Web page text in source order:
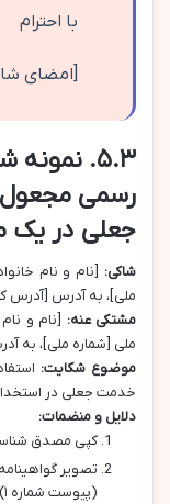
با احترام
[امضای
رسمی مجعول
جعلی در یک
شاکی: [نام و نام
ملی]، به آدرس [آدرس
مشتکی عنه: [نام و
ملی [شماره ملی]، به
موضوع شکایت:
خدمت جعلی در
دلایل و منضمات:
کپی مصدق
تصویر
(پیوست شماره ۱).